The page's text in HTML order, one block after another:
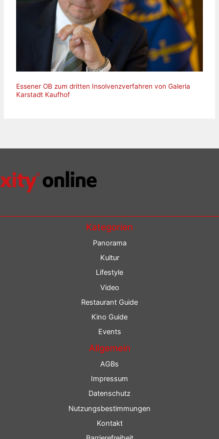
Essener OB zum dritten Insolvenzverfahren von Galeria
Karstadt Kaufhof
Kategorien
Panorama
Kultur
Lifestyle
Video
Restaurant Guide
Kino Guide
Events
Allgemein
AGBs
Impressum
Datenschutz
Nutzungsbestimmungen
Kontakt